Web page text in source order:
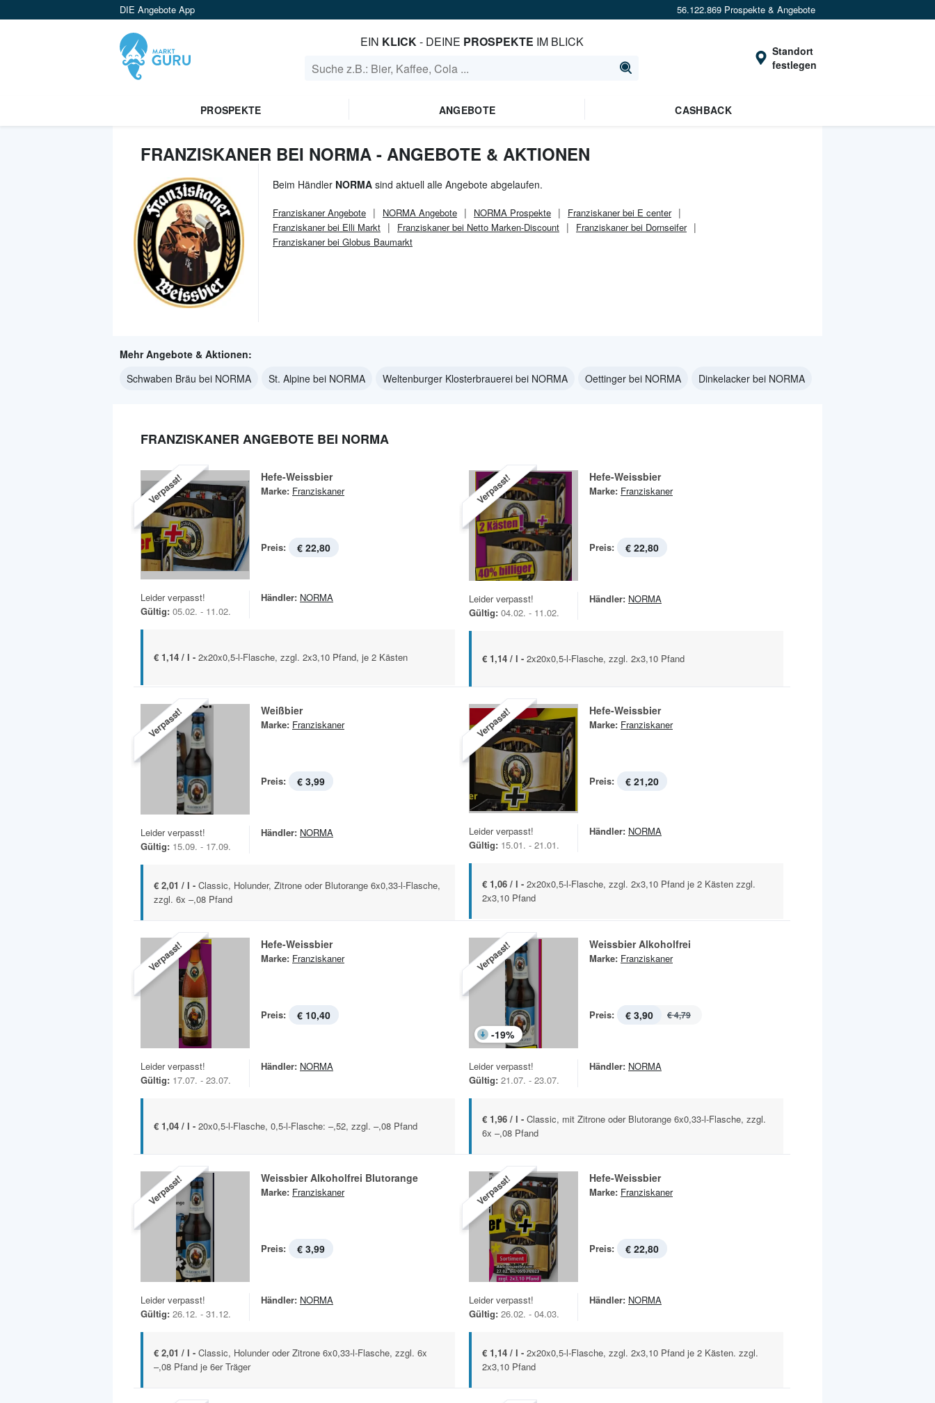
DIE Angebote App 56.122.869 Prospekte & Angebote
EIN KLICK- DEINE PROSPEKTE IM BLICK
Standort
festlegen
PROSPEKTE ANGEBOTE CASHBACK
FRANZISKANER BEI NORMA - ANGEBOTE & AKTIONEN
Beim Händler NORMA sind aktuell alle Angebote abgelaufen.
FranziskanerAngebote NORMA Angebote NORMA Prospekte
Franziskaner bei E center
Franziskaner bei Elli Markt
Franziskaner bei Netto Marken-Discount
Franziskaner bei Dornseifer
Franziskaner bei Globus Baumarkt
Mehr Angebote & Aktionen:
Schwaben Bräu bei NORMA
St. Alpine bei NORMA Weltenburger Klosterbrauerei bei NORMA Oettinger bei NORMA Dinkelacker bei NORMA
FRANZISKANER ANGEBOTE BEI NORMA
Verpasst! Hefe-Weissbier
Marke: Franziskaner
Preis: € 22,80
Leider verpasst!
Gültig: 05.02. - 11.02.
Händler: NORMA
€ 1,14 / l - 2x20x0,5-l-Flasche, zzgl. 2x3,10 Pfand, je 2 Kästen
Verpasst! Hefe-Weissbier
Marke: Franziskaner
Preis: € 22,80
Leider verpasst!
Gültig: 04.02. - 11.02.
Händler: NORMA
€ 1,14 / l - 2x20x0,5-l-Flasche, zzgl. 2x3,10 Pfand
Verpasst! Weißbier
Marke: Franziskaner
Preis: € 3,99
Leider verpasst!
Gültig: 15.09. - 17.09.
Händler: NORMA
€ 2,01 / l - Classic, Holunder, Zitrone oder Blutorange 6x0,33-l-Flasche,
zzgl. 6x –,08 Pfand
Verpasst! Hefe-Weissbier
Marke: Franziskaner
Preis: € 21,20
Leider verpasst!
Gültig: 15.01. - 21.01.
Händler: NORMA
€ 1,06 / l - 2x20x0,5-l-Flasche, zzgl. 2x3,10 Pfand je 2 Kästen zzgl.
2x3,10 Pfand
Verpasst! Hefe-Weissbier
Marke: Franziskaner
Preis: € 10,40
Leider verpasst!
Gültig: 17.07. - 23.07.
Händler: NORMA
€ 1,04 / l - 20x0,5-l-Flasche, 0,5-l-Flasche: –,52, zzgl. –,08 Pfand
Verpasst!
-19%
Weissbier Alkoholfrei
Marke: Franziskaner
Preis: € 3,90 € 4,79
Leider verpasst!
Gültig: 21.07. - 23.07.
Händler: NORMA
€ 1,96 / l - Classic, mit Zitrone oder Blutorange 6x0,33-l-Flasche, zzgl.
6x –,08 Pfand
Verpasst! Weissbier Alkoholfrei Blutorange
Marke: Franziskaner
Preis: € 3,99
Leider verpasst!
Gültig: 26.12. - 31.12.
Händler: NORMA
€ 2,01 / l - Classic, Holunder oder Zitrone 6x0,33-l-Flasche, zzgl. 6x
–,08 Pfand je 6er Träger
Verpasst! Hefe-Weissbier
Marke: Franziskaner
Preis: € 22,80
Leider verpasst!
Gültig: 26.02. - 04.03.
Händler: NORMA
€ 1,14 / l - 2x20x0,5-l-Flasche, zzgl. 2x3,10 Pfand je 2 Kästen. zzgl.
2x3,10 Pfand